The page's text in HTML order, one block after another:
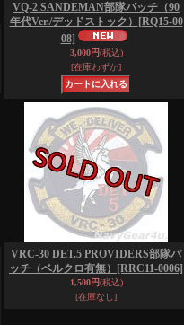
VQ-2 SANDEMAN部隊パッチ（90
年代Ver./デッドストック）
[RQ15-00
08]
3,000円(税込)
[在庫わずか]
VRC-30 DET.5 PROVIDERS部隊パ
ッチ（ベルクロ有無）
[RRC11-0006]
1,500円(税込)
[在庫なし]